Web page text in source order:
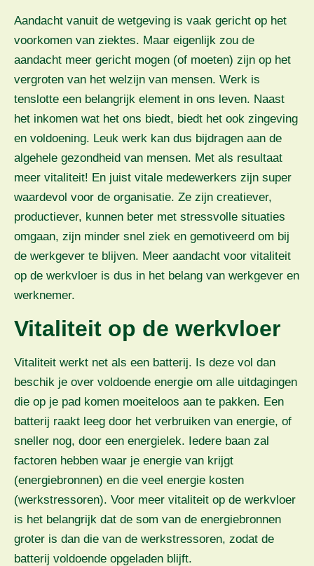
Aandacht vanuit de wetgeving is vaak gericht op het
voorkomen van ziektes. Maar eigenlijk zou de
aandacht meer gericht mogen (of moeten) zijn op het
vergroten van het welzijn van mensen. Werk is
tenslotte een belangrijk element in ons leven. Naast
het inkomen wat het ons biedt, biedt het ook zingeving
en voldoening. Leuk werk kan dus bijdragen aan de
algehele gezondheid van mensen. Met als resultaat
meer vitaliteit! En juist vitale medewerkers zijn super
waardevol voor de organisatie. Ze zijn creatiever,
productiever, kunnen beter met stressvolle situaties
omgaan, zijn minder snel ziek en gemotiveerd om bij
de werkgever te blijven. Meer aandacht voor vitaliteit
op de werkvloer is dus in het belang van werkgever en
werknemer.
Vitaliteit op de werkvloer
Vitaliteit werkt net als een batterij. Is deze vol dan
beschik je over voldoende energie om alle uitdagingen
die op je pad komen moeiteloos aan te pakken. Een
batterij raakt leeg door het verbruiken van energie, of
sneller nog, door een energielek. Iedere baan zal
factoren hebben waar je energie van krijgt
(energiebronnen) en die veel energie kosten
(werkstressoren). Voor meer vitaliteit op de werkvloer
is het belangrijk dat de som van de energiebronnen
groter is dan die van de werkstressoren, zodat de
batterij voldoende opgeladen blijft.